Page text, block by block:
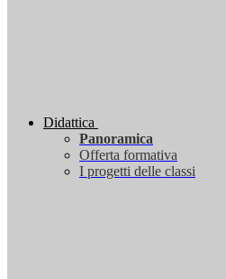
Didattica
Panoramica
Offerta formativa
I progetti delle classi